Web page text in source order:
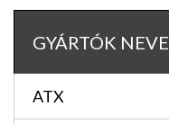
GYÁRTÓK NEVE
ATX